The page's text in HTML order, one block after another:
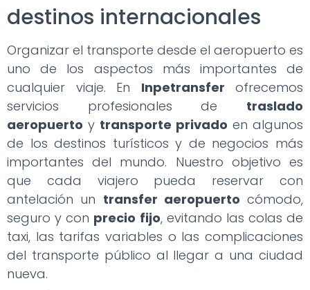
destinos internacionales
Organizar el transporte desde el aeropuerto es
uno de los aspectos más importantes de
cualquier viaje. En Inpetransfer ofrecemos
servicios profesionales de traslado
aeropuerto y transporte privado en algunos
de los destinos turísticos y de negocios más
importantes del mundo. Nuestro objetivo es
que cada viajero pueda reservar con
antelación un transfer aeropuerto cómodo,
seguro y con precio fijo, evitando las colas de
taxi, las tarifas variables o las complicaciones
del transporte público al llegar a una ciudad
nueva.